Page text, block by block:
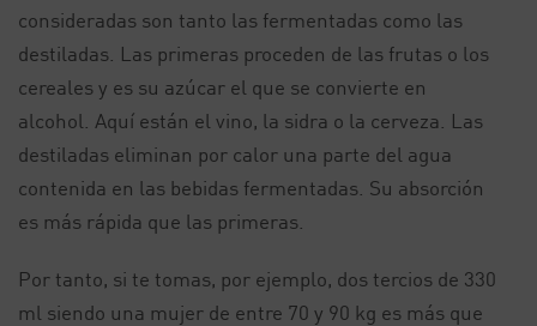
consideradas son tanto las fermentadas como las
destiladas. Las primeras proceden de las frutas o los
cereales y es su azúcar el que se convierte en
alcohol. Aquí están el vino, la sidra o la cerveza. Las
destiladas eliminan por calor una parte del agua
contenida en las bebidas fermentadas. Su absorción
es más rápida que las primeras.
Por tanto, si te tomas, por ejemplo, dos tercios de 330
ml siendo una mujer de entre 70 y 90 kg es más que